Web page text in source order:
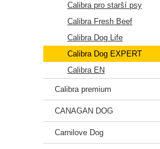
Calibra pro starší psy
Calibra Fresh Beef
Calibra Dog Life
Calibra Dog EXPERT
Calibra EN
Calibra premium
CANAGAN DOG
Carnilove Dog